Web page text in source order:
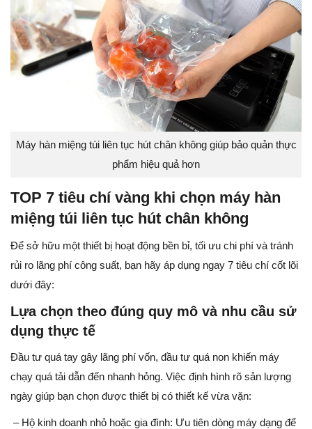
Máy hàn miệng túi liên tục hút chân không giúp bảo quản thực
phẩm hiệu quả hơn
TOP 7 tiêu chí vàng khi chọn máy hàn
miệng túi liên tục hút chân không
Để sở hữu một thiết bị hoạt động bền bỉ, tối ưu chi phí và tránh
rủi ro lãng phí công suất, bạn hãy áp dụng ngay 7 tiêu chí cốt lõi
dưới đây:
Lựa chọn theo đúng quy mô và nhu cầu sử
dụng thực tế
Đầu tư quá tay gây lãng phí vốn, đầu tư quá non khiến máy
chạy quá tải dẫn đến nhanh hỏng. Việc định hình rõ sản lượng
ngày giúp bạn chọn được thiết bị có thiết kế vừa vặn:
– Hộ kinh doanh nhỏ hoặc gia đình: Ưu tiên dòng máy dạng để